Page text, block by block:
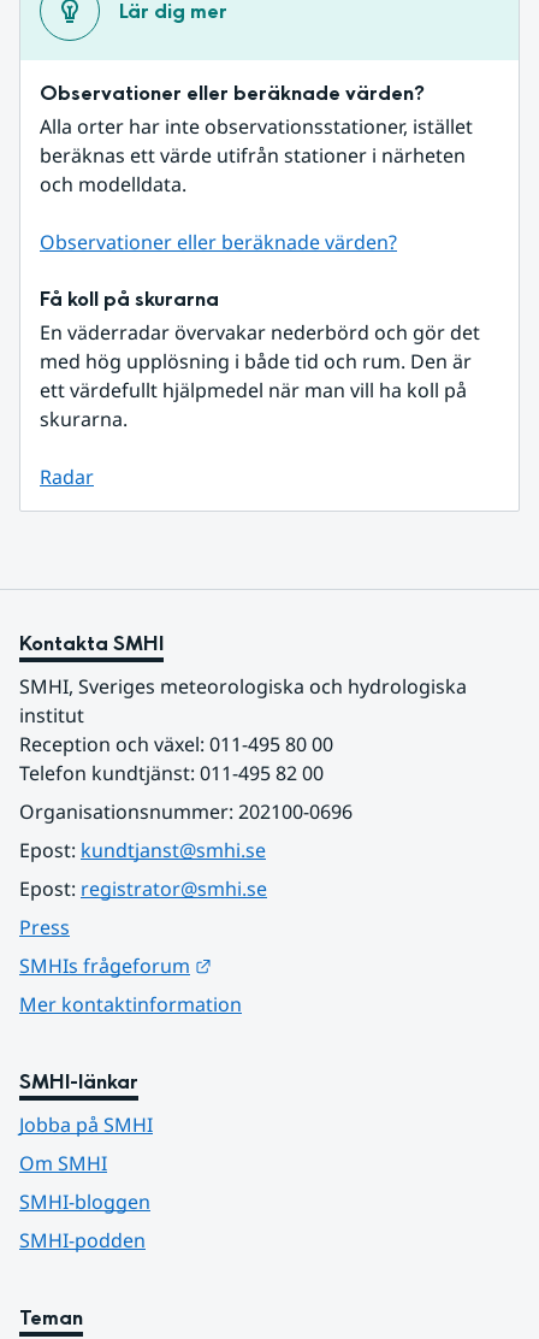
Lär dig mer
Observationer eller beräknade värden?
Alla orter har inte observationsstationer, istället
beräknas ett värde utifrån stationer i närheten
och modelldata.
Observationer eller beräknade värden?
Få koll på skurarna
En väderradar övervakar nederbörd och gör det
med hög upplösning i både tid och rum. Den är
ett värdefullt hjälpmedel när man vill ha koll på
skurarna.
Radar
Kontakta SMHI
SMHI, Sveriges meteorologiska och hydrologiska
institut
Reception och växel: 011-495 80 00
Telefon kundtjänst: 011-495 82 00
Organisationsnummer: 202100-0696
Epost: kundtjanst@smhi.se
Epost: registrator@smhi.se
Press
SMHIs frågeforum
Mer kontaktinformation
SMHI-länkar
Jobba på SMHI
Om SMHI
SMHI-bloggen
SMHI-podden
Teman